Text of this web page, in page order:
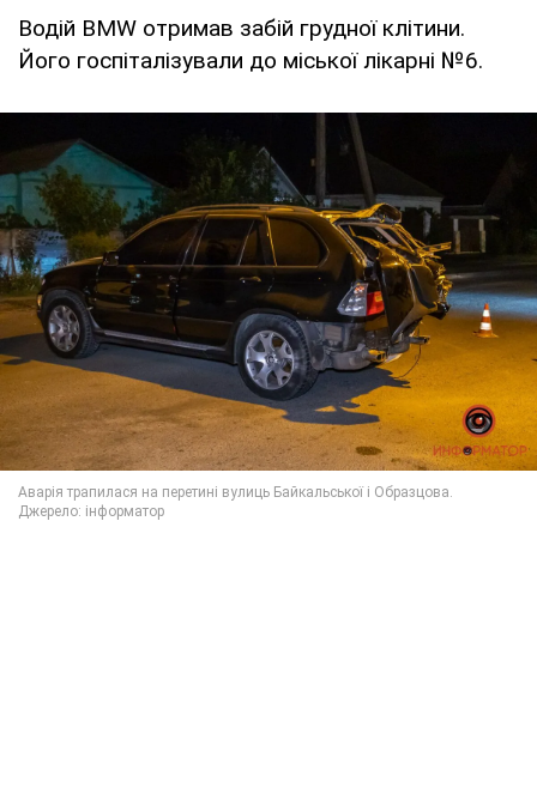
Водій BMW отримав забій грудної клітини.
Його госпіталізували до міської лікарні №6.